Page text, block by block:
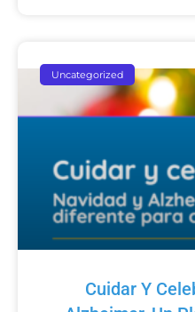
Uncategorized
Cuidar Y